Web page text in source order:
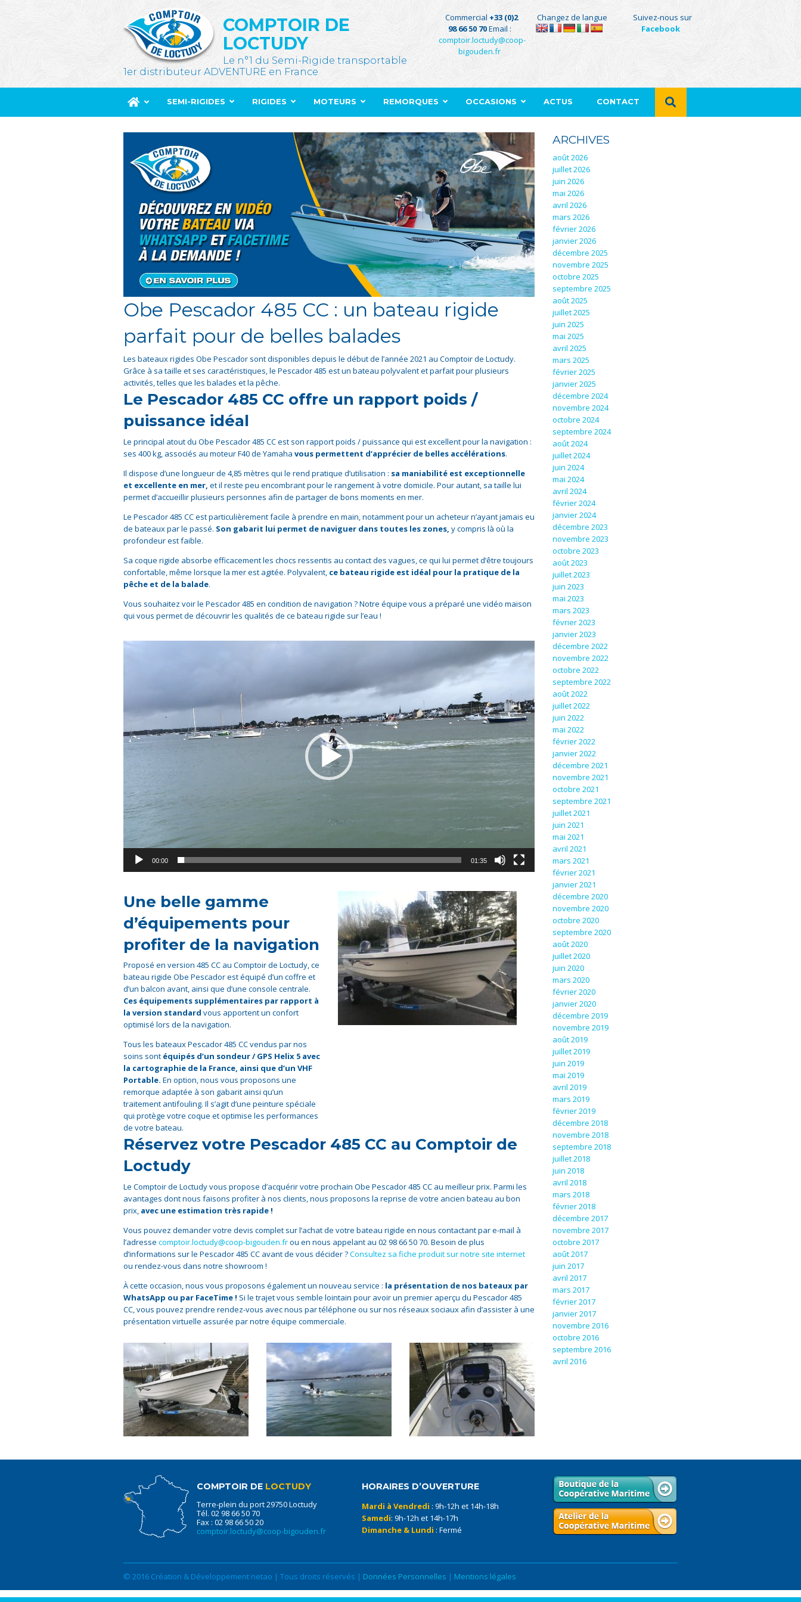
COMPTOIR DE
LOCTUDY
Le n°1 du Semi-Rigide transportable
1er distributeur ADVENTURE en France
Commercial +33 (0)2
98 66 50 70Email :
comptoir.loctudy@coop-
bigouden.fr
Changez de langue
Suivez-nous sur
Facebook
SEMI-RIGIDES RIGIDES MOTEURS REMORQUES OCCASIONS ACTUS CONTACT
Obe Pescador 485 CC : un bateau rigide
parfait pour de belles balades
Les bateaux rigides Obe Pescador sont disponibles depuis le début de l’année 2021 au Comptoir de Loctudy.
Grâce à sa taille et ses caractéristiques, le Pescador 485 est un bateau polyvalent et parfait pour plusieurs
activités, telles que les balades et la pêche.
Le Pescador 485 CC offre un rapport poids /
puissance idéal
Le principal atout du Obe Pescador 485 CC est son rapport poids / puissance qui est excellent pour la navigation :
ses 400 kg, associés au moteur F40 de Yamaha vous permettent d’apprécier de belles accélérations.
Il dispose d’une longueur de 4,85 mètres qui le rend pratique d’utilisation : sa maniabilité est exceptionnelle
et excellente en mer, et il reste peu encombrant pour le rangement à votre domicile. Pour autant, sa taille lui
permet d’accueillir plusieurs personnes afin de partager de bons moments en mer.
Le Pescador 485 CC est particulièrement facile à prendre en main, notamment pour un acheteur n’ayant jamais eu
de bateaux par le passé. Son gabarit lui permet de naviguer dans toutes les zones, y compris là où la
profondeur est faible.
Sa coque rigide absorbe efficacement les chocs ressentis au contact des vagues, ce qui lui permet d’être toujours
confortable, même lorsque la mer est agitée. Polyvalent, ce bateau rigide est idéal pour la pratique de la
pêche et de la balade.
Vous souhaitez voir le Pescador 485 en condition de navigation ? Notre équipe vous a préparé une vidéo maison
qui vous permet de découvrir les qualités de ce bateau rigide sur l’eau !
Lecteur
00:00 01:35
Une belle gamme
d’équipements pour
profiter de la navigation
Proposé en version 485 CC au Comptoir de Loctudy, ce
bateau rigide Obe Pescador est équipé d’un coffre et
d’un balcon avant, ainsi que d’une console centrale.
Ces équipements supplémentaires par rapport à
la version standard vous apportent un confort
optimisé lors de la navigation.
Tous les bateaux Pescador 485 CC vendus par nos
soins sont équipés d’un sondeur / GPS Helix 5 avec
la cartographie de la France, ainsi que d’un VHF
Portable. En option, nous vous proposons une
remorque adaptée à son gabarit ainsi qu’un
traitement antifouling. Il s’agit d’une peinture spéciale
qui protège votre coque et optimise les performances
de votre bateau.
Réservez votre Pescador 485 CC au Comptoir de
Loctudy
Le Comptoir de Loctudy vous propose d’acquérir votre prochain Obe Pescador 485 CC au meilleur prix. Parmi les
avantages dont nous faisons profiter à nos clients, nous proposons la reprise de votre ancien bateau au bon
prix, avec une estimation très rapide !
Vous pouvez demander votre devis complet sur l’achat de votre bateau rigide en nous contactant par e-mail à
l’adresse comptoir.loctudy@coop-bigouden.frou en nous appelant au 02 98 66 50 70. Besoin de plus
d’informations sur le Pescador 485 CC avant de vous décider ?Consultez sa fiche produit sur notre site internet
ou rendez-vous dans notre showroom !
À cette occasion, nous vous proposons également un nouveau service : la présentation de nos bateaux par
WhatsApp ou par FaceTime ! Si le trajet vous semble lointain pour avoir un premier aperçu du Pescador 485
CC, vous pouvez prendre rendez-vous avec nous par téléphone ou sur nos réseaux sociaux afin d’assister à une
présentation virtuelle assurée par notre équipe commerciale.
ARCHIVES
août 2026
juillet 2026
juin 2026
mai 2026
avril 2026
mars 2026
février 2026
janvier 2026
décembre 2025
novembre 2025
octobre 2025
septembre 2025
août 2025
juillet 2025
juin 2025
mai 2025
avril 2025
mars 2025
février 2025
janvier 2025
décembre 2024
novembre 2024
octobre 2024
septembre 2024
août 2024
juillet 2024
juin 2024
mai 2024
avril 2024
février 2024
janvier 2024
décembre 2023
novembre 2023
octobre 2023
août 2023
juillet 2023
juin 2023
mai 2023
mars 2023
février 2023
janvier 2023
décembre 2022
novembre 2022
octobre 2022
septembre 2022
août 2022
juillet 2022
juin 2022
mai 2022
février 2022
janvier 2022
décembre 2021
novembre 2021
octobre 2021
septembre 2021
juillet 2021
juin 2021
mai 2021
avril 2021
mars 2021
février 2021
janvier 2021
décembre 2020
novembre 2020
octobre 2020
septembre 2020
août 2020
juillet 2020
juin 2020
mars 2020
février 2020
janvier 2020
décembre 2019
novembre 2019
août 2019
juillet 2019
juin 2019
mai 2019
avril 2019
mars 2019
février 2019
décembre 2018
novembre 2018
septembre 2018
juillet 2018
juin 2018
avril 2018
mars 2018
février 2018
décembre 2017
novembre 2017
octobre 2017
août 2017
juin 2017
avril 2017
mars 2017
février 2017
janvier 2017
novembre 2016
octobre 2016
septembre 2016
avril 2016
COMPTOIR DE LOCTUDY
Terre-plein du port 29750 Loctudy
Tél. 02 98 66 50 70
Fax : 02 98 66 50 20
comptoir.loctudy@coop-bigouden.fr
HORAIRES D’OUVERTURE
Mardi à Vendredi : 9h-12h et 14h-18h
Samedi: 9h-12h et 14h-17h
Dimanche & Lundi : Fermé
© 2016 Création & Développement netao | Tous droits réservés | Données Personnelles | Mentions légales